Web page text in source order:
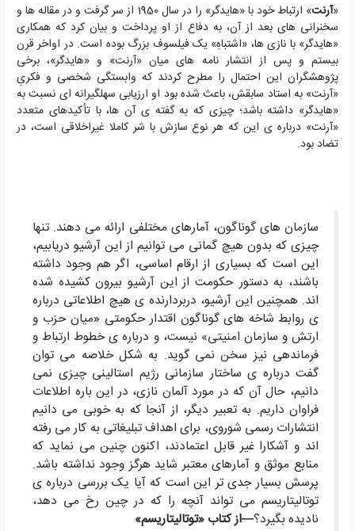
«آرنت
» ارتباط خود با «هایدگر» را در سال 1950 از سر گرفت و در مقاله ها و
سخنرانی های بعد از آن، به دفاع از او پرداخت و بیان کرد که همکاری
«هایدگر» با نازی ها، «اشتباهِ» یک فیلسوف بزرگ بوده است. در اواخر قرن
بیستم و پس از انتشار نامه های میان «آرنت» و «هایدگر»، برخی
پژوهشگران این احتمال را مطرح کردند که وابستگی شخصی و فکریِ
«آرنت» به استاد سابقش، باعث شده بود او ارزیابی سهلگیرانه ای نسبت به
«هایدگر» داشته باشد؛ چیزی که به گفته ی آن ها، با تأکیدهای متعدد
«آرنت» درباره ی این که هر نوع سازش با شر کاملا غیراخلاقی است، در
تضاد بود.
سازمان های گوناگون، آمارهای مختلفی ارائه می دهند. تنها
چیزی که بدون هیچ گمانی می توانیم از این آرشیو دریابیم،
این است که بسیاری از ارقام اساسی، اگر هم وجود داشته
باشند، به دستور حکومت از این آرشیو بیرون کشیده شده
اند. همچنین این آرشیو، دربردارنده ی هیچ اطلاعاتی درباره
ی روابط شاخه های گوناگون اقتدار حکومتی «میان حزب و
ارتش و سازمان امنیتی» نیست، و درباره ی خطوط ارتباط و
فرماندهی نیز سخن نمی گوید. به شکل خلاصه می توان
گفت درباره ی ساختار سازمانی رژیم استالینی چیزی نمی
دانیم، حال آن که در مورد آلمان نازی، در این باره اطلاعات
فراوان داریم. به تعبیر دیگر، از آنجا که به خوبی می دانیم
انتشارات رسمی شوروی، برای اهداف تبلیغاتی به کار می رفته
اند و آشکارا غیر قابل اعتمادند، اکنون چنین می نماید که
منابع موثق و آمارهای معتبر شاید هرگز وجود نداشته باشد.
پرسش بسیار جدی تر این است که آیا یک بررسی درباره ی
توتالیتاریسم می تواند آنچه را که در چین رخ می دهد،
نادیده بگیرد؟—از کتاب «توتالیتاریسم»